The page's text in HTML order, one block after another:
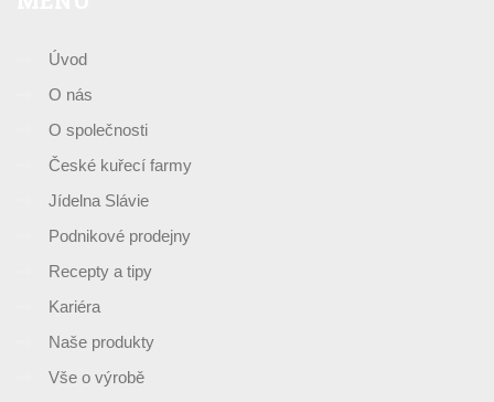
Úvod
O nás
O společnosti
České kuřecí farmy
Jídelna Slávie
Podnikové prodejny
Recepty a tipy
Kariéra
Naše produkty
Vše o výrobě